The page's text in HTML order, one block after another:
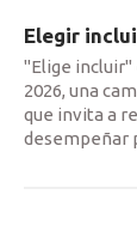
Elegir
"Elige incluir"
2026, una
que invita a
desempeñar